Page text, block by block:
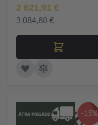
Īpaša Cena
2 621,91 €
3 084,60 €
-15%